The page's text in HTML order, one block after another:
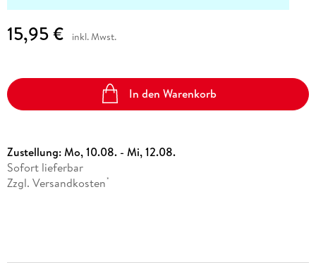
15,95 € inkl. Mwst.
In den Warenkorb
Zustellung:Mo, 10.08. - Mi, 12.08.
Sofort lieferbar
Zzgl. Versandkosten *